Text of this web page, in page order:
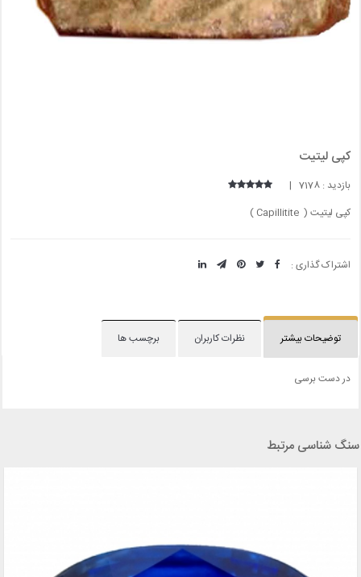
کپی لیتیت
بازدید : 7178 |
کپی لیتیت ( Capillitite )
اشتراک گذاری :
توضیحات بیشتر نظرات کاربران برچسب ها
در دست برسی
سنگ شناسی مرتبط